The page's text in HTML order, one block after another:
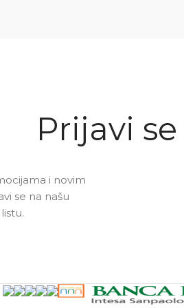
Prijavi se
i novim
se na našu